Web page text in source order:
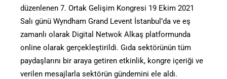
düzenlenen 7. Ortak Gelişim Kongresi 19 Ekim 2021
Salı günü Wyndham Grand Levent İstanbul’da ve eş
zamanlı olarak Digital Netwok Alkaş platformunda
online olarak gerçekleştirildi. Gıda sektörünün tüm
paydaşlarını bir araya getiren etkinlik, kongre içeriği ve
verilen mesajlarla sektörün gündemini ele aldı.